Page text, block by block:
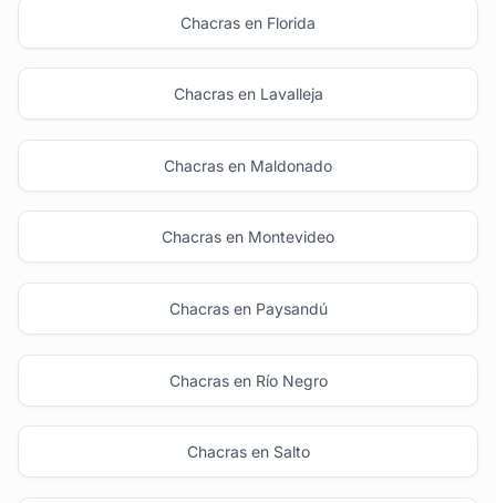
Chacras en Florida
Chacras en Lavalleja
Chacras en Maldonado
Chacras en Montevideo
Chacras en Paysandú
Chacras en Río Negro
Chacras en Salto